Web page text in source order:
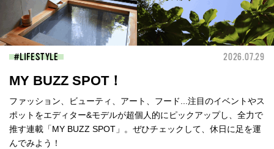
LIFESTYLE 2026.07.29
MY BUZZ SPOT！
ファッション、ビューティ、アート、フード...注目のイベントやス
ポットをエディター&モデルが超個人的にピックアップし、全力で
推す連載「MY BUZZ SPOT」。ぜひチェックして、休日に足を運
んでみよう！